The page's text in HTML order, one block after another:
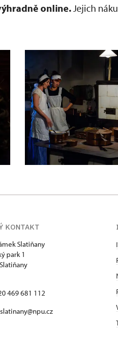
online.Jejich
KONTAKT
Slatiňany
park 1
469 681 112